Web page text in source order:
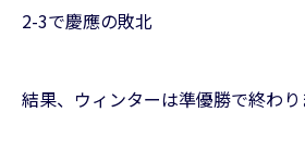
2-3で慶應の敗北
結果、ウィンターは準優勝で終わり